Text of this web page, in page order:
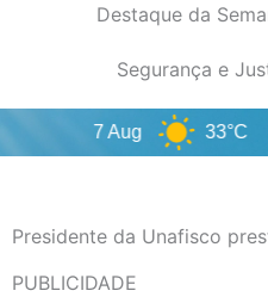
Destaque da
Segurança e
7 Aug 33°C
Presidente da Unafisco
PUBLICIDADE